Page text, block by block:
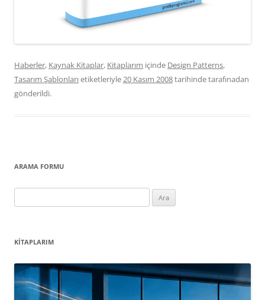
Haberler, Kaynak Kitaplar, Kitaplarım içinde Design Patterns,
Tasarım Şablonlarıetiketleriyle20 Kasım 2008tarihindetarafınadan
gönderildi.
ARAMA FORMU
KITAPLARIM